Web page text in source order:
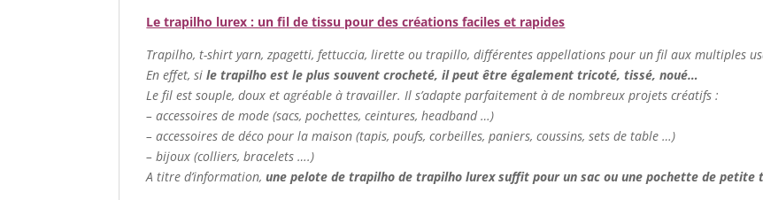
Le trapilho lurex : un fil de tissu pour des créations faciles et rapides
Trapilho, t-shirt yarn, zpagetti, fettuccia, lirette ou trapillo, différentes appellations pour un fil aux multiples
En effet, sile trapilho est le plus souvent crocheté, il peut être également tricoté, tissé, noué…
Le fil est souple, doux et agréable à travailler. Il s’adapte parfaitement à de nombreux projets créatifs :
– accessoires de mode (sacs, pochettes, ceintures, headband …)
– accessoires de déco pour la maison (tapis, poufs, corbeilles, paniers, coussins, sets de table …)
– bijoux (colliers, bracelets ….)
A titre d’information,une pelote de trapilho de trapilho lurex suffit pour un sac ou une pochette de petite